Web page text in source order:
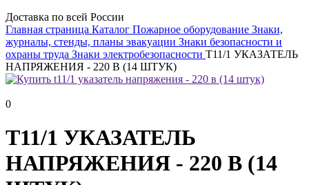
Доставка по всей России
Главная страница Каталог Пожарное оборудование Знаки,
журналы, стенды, планы эвакуации Знаки безопасности и
охраны труда Знаки электробезопасности T11/1 УКАЗАТЕЛЬ
НАПРЯЖЕНИЯ - 220 В (14 ШТУК)
0
T11/1 УКАЗАТЕЛЬ
НАПРЯЖЕНИЯ - 220 В (14